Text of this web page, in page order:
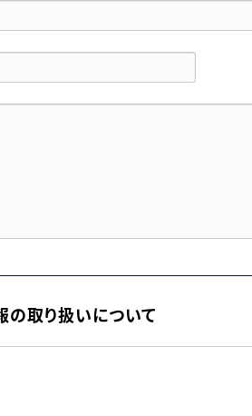
の取り扱いについて